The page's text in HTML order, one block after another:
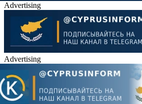
Advertising
Advertising